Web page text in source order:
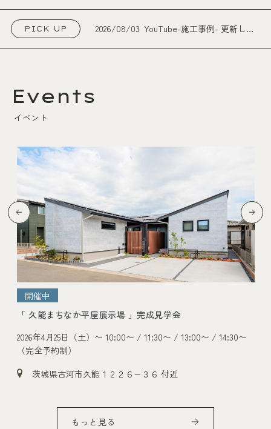
PICK UP 2026/08/03 YouTube-施工事例- 更新しま
Events
イベント
開催中
「 久能まちなか平屋展示場 」完成見学会
2026年4月25日（土）〜 10:00〜 / 11:30〜 / 13:00〜 / 14:30〜
（完全予約制）
茨城県古河市久能１２２６−３６ 付近
もっと見る